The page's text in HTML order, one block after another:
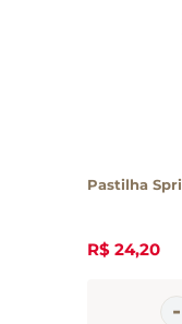
Pastilha
R$ 24,20